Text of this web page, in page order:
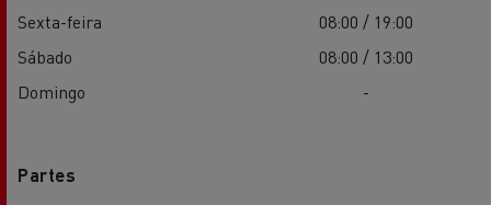
Sexta-feira
08:00 / 19:00
Sábado
08:00 / 13:00
Domingo
-
Partes